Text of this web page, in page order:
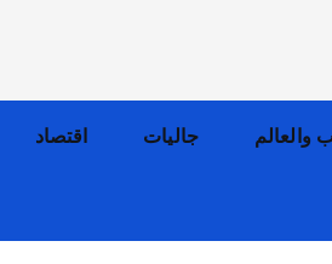
والعالم جاليات اقتصاد